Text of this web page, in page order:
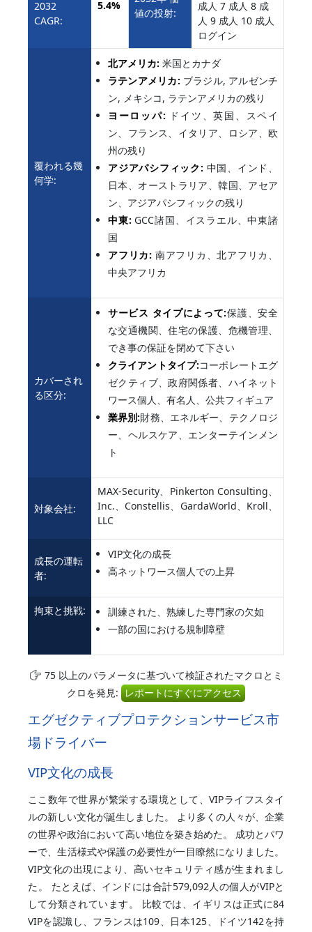
2032
CAGR:
5.4%
値の投射:
成人 7 成人 8 成
人 9 成人 10 成人
ログイン
覆われる幾
何学:
北アメリカ: 米国とカナダ
ラテンアメリカ: ブラジル, アルゼンチ
ン, メキシコ, ラテンアメリカの残り
ヨーロッパ: ドイツ、英国、スペイ
ン、フランス、イタリア、ロシア、欧
州の残り
アジアパシフィック: 中国、インド、
日本、オーストラリア、韓国、アセア
ン、アジアパシフィックの残り
中東: GCC諸国、イスラエル、中東諸
国
アフリカ: 南アフリカ、北アフリカ、
中央アフリカ
カバーされ
る区分:
サービス タイプによって:保護、安全
な交通機関、住宅の保護、危機管理、
でき事の保証を閉めて下さい
クライアントタイプ:コーポレートエグ
ゼクティブ、政府関係者、ハイネット
ワース個人、有名人、公共フィギュア
業界別:財務、エネルギー、テクノロジ
ー、ヘルスケア、エンターテインメン
ト
対象会社:
MAX-Security、Pinkerton Consulting、
Inc.、Constellis、GardaWorld、Kroll、
LLC
成長の運転
者:
VIP文化の成長
高ネットワース個人での上昇
拘束と挑戦:
訓練された、熟練した専門家の欠如
一部の国における規制障壁
75 以上のパラメータに基づいて検証されたマクロとミ
クロを発見: レポートにすぐにアクセス
エグゼクティブプロテクションサービス市
場ドライバー
VIP文化の成長
ここ数年で世界が繁栄する環境として、VIPライフスタイ
ルの新しい文化が誕生しました。 より多くの人々が、企業
の世界や政治において高い地位を築き始めた。 成功とパワ
ーで、生活様式や保護の必要性が一目瞭然になりました。
VIP文化の出現により、高いセキュリティ感が生まれまし
た。 たとえば、インドには合計579,092人の個人がVIPと
して分類されています。 比較では、イギリスは正式に84
VIPを認識し、フランスは109、日本125、ドイツ142を持